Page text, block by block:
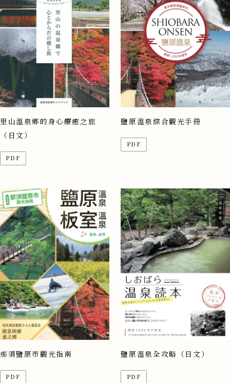
里山溫泉鄉的身心療癒之旅
（日文）
PDF
鹽原溫泉綜合觀光手冊
PDF
那須鹽原市觀光指南
PDF
鹽原溫泉全攻略（日文）
PDF